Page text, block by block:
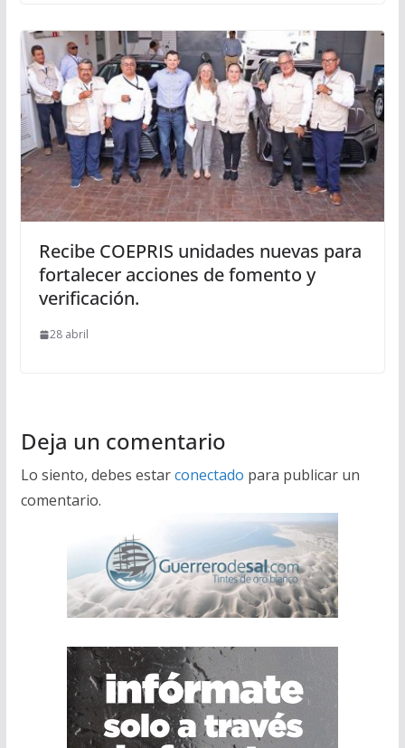
Recibe COEPRIS unidades nuevas para
fortalecer acciones de fomento y
verificación.
28 abril
Deja un comentario
Lo siento, debes estarconectado para publicar un
comentario.